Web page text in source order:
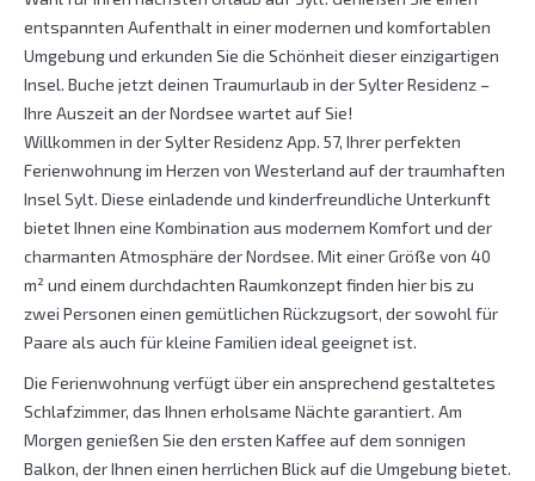
entspannten Aufenthalt in einer modernen und komfortablen
Umgebung und erkunden Sie die Schönheit dieser einzigartigen
Insel. Buche jetzt deinen Traumurlaub in der Sylter Residenz –
Ihre Auszeit an der Nordsee wartet auf Sie!
Willkommen in der Sylter Residenz App. 57, Ihrer perfekten
Ferienwohnung im Herzen von Westerland auf der traumhaften
Insel Sylt. Diese einladende und kinderfreundliche Unterkunft
bietet Ihnen eine Kombination aus modernem Komfort und der
charmanten Atmosphäre der Nordsee. Mit einer Größe von 40
m² und einem durchdachten Raumkonzept finden hier bis zu
zwei Personen einen gemütlichen Rückzugsort, der sowohl für
Paare als auch für kleine Familien ideal geeignet ist.
Die Ferienwohnung verfügt über ein ansprechend gestaltetes
Schlafzimmer, das Ihnen erholsame Nächte garantiert. Am
Morgen genießen Sie den ersten Kaffee auf dem sonnigen
Balkon, der Ihnen einen herrlichen Blick auf die Umgebung bietet.